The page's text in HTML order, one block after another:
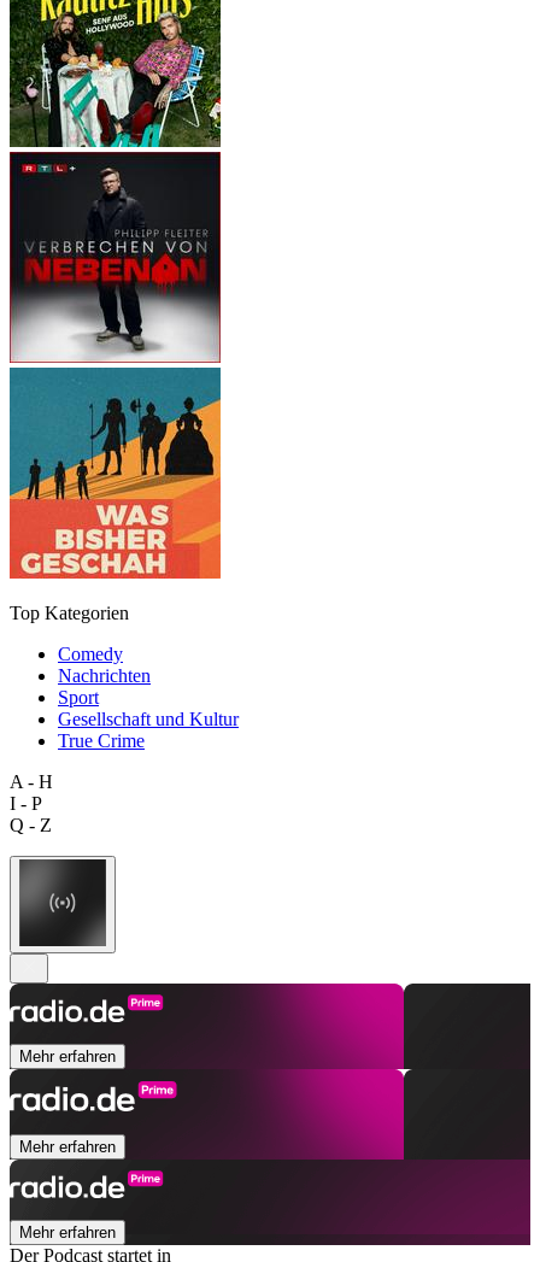
Top Kategorien
Comedy
Nachrichten
Sport
Gesellschaft und Kultur
True Crime
A - H
I - P
Q - Z
Mehr erfahren
Mehr erfahren
Mehr erfahren
Der Podcast startet in